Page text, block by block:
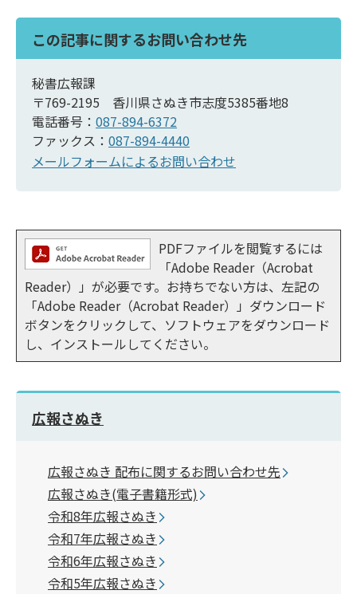
この記事に関するお問い合わせ先
秘書広報課
〒769-2195 香川県さぬき市志度5385番地8
電話番号： 087-894-6372
ファックス： 087-894-4440
メールフォームによるお問い合わせ
PDFファイルを閲覧するには
「Adobe Reader（Acrobat
Reader）」が必要です。お持ちでない方は、左記の
「Adobe Reader（Acrobat Reader）」ダウンロード
ボタンをクリックして、ソフトウェアをダウンロード
し、インストールしてください。
広報さぬき
広報さぬき 配布に関するお問い合わせ先
広報さぬき(電子書籍形式)
令和8年広報さぬき
令和7年広報さぬき
令和6年広報さぬき
令和5年広報さぬき